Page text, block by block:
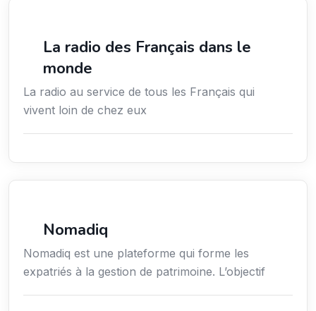
La radio des Français dans le
monde
La radio au service de tous les Français qui
vivent loin de chez eux
Nomadiq
Nomadiq est une plateforme qui forme les
expatriés à la gestion de patrimoine. L’objectif